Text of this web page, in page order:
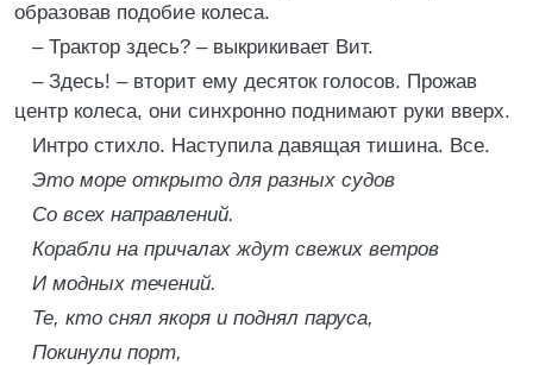
образовав подобие колеса.
– Трактор здесь? – выкрикивает Вит.
– Здесь! – вторит ему десяток голосов. Прожав
центр колеса, они синхронно поднимают руки вверх.
Интро стихло. Наступила давящая тишина. Все.
Это море открыто для разных судов
Со всех направлений.
Корабли на причалах ждут свежих ветров
И модных течений.
Те, кто снял якоря и поднял паруса,
Покинули порт,